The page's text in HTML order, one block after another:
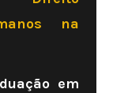
na
em